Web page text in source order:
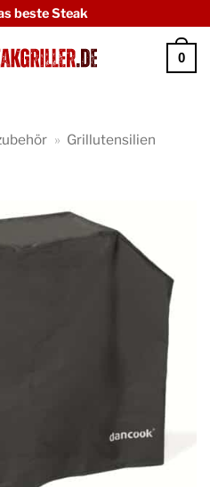
beste Steak
0
» Grillutensilien